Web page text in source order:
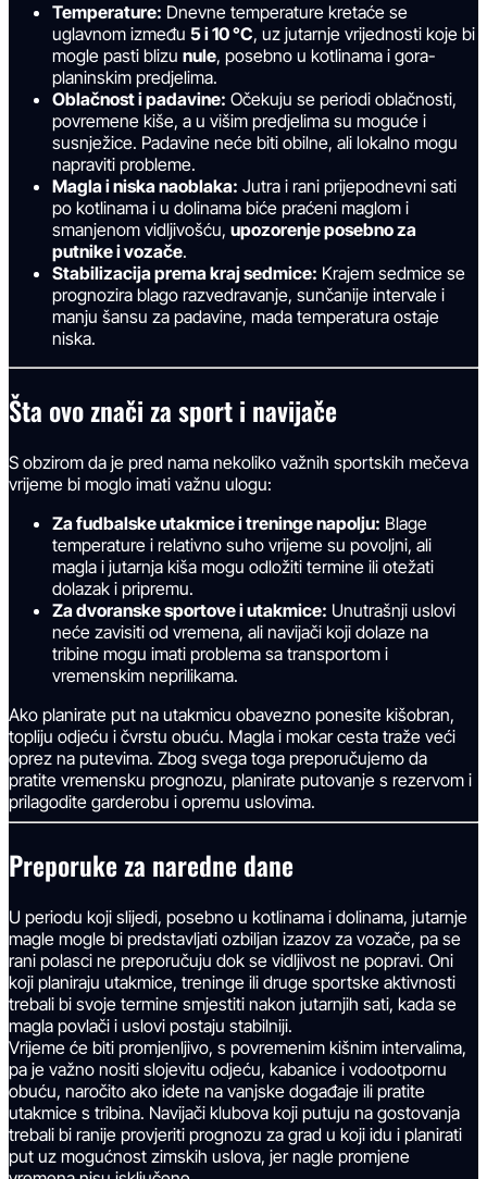
Temperature: Dnevne temperature kretaće se
uglavnom između 5 i 10 °C, uz jutarnje vrijednosti koje bi
mogle pasti blizu nule, posebno u kotlinama i gora-
planinskim predjelima.
Oblačnost i padavine: Očekuju se periodi oblačnosti,
povremene kiše, a u višim predjelima su moguće i
susnježice. Padavine neće biti obilne, ali lokalno mogu
napraviti probleme.
Magla i niska naoblaka: Jutra i rani prijepodnevni sati
po kotlinama i u dolinama biće praćeni maglom i
smanjenom vidljivošću, upozorenje posebno za
putnike i vozače.
Stabilizacija prema kraj sedmice: Krajem sedmice se
prognozira blago razvedravanje, sunčanije intervale i
manju šansu za padavine, mada temperatura ostaje
niska.
Šta ovo znači za sport i navijače
S obzirom da je pred nama nekoliko važnih sportskih mečeva
vrijeme bi moglo imati važnu ulogu:
Za fudbalske utakmice i treninge napolju: Blage
temperature i relativno suho vrijeme su povoljni, ali
magla i jutarnja kiša mogu odložiti termine ili otežati
dolazak i pripremu.
Za dvoranske sportove i utakmice: Unutrašnji uslovi
neće zavisiti od vremena, ali navijači koji dolaze na
tribine mogu imati problema sa transportom i
vremenskim neprilikama.
Ako planirate put na utakmicu obavezno ponesite kišobran,
topliju odjeću i čvrstu obuću. Magla i mokar cesta traže veći
oprez na putevima. Zbog svega toga preporučujemo da
pratite vremensku prognozu, planirate putovanje s rezervom i
prilagodite garderobu i opremu uslovima.
Preporuke za naredne dane
U periodu koji slijedi, posebno u kotlinama i dolinama, jutarnje
magle mogle bi predstavljati ozbiljan izazov za vozače, pa se
rani polasci ne preporučuju dok se vidljivost ne popravi. Oni
koji planiraju utakmice, treninge ili druge sportske aktivnosti
trebali bi svoje termine smjestiti nakon jutarnjih sati, kada se
magla povlači i uslovi postaju stabilniji.
Vrijeme će biti promjenljivo, s povremenim kišnim intervalima,
pa je važno nositi slojevitu odjeću, kabanice i vodootpornu
obuću, naročito ako idete na vanjske događaje ili pratite
utakmice s tribina. Navijači klubova koji putuju na gostovanja
trebali bi ranije provjeriti prognozu za grad u koji idu i planirati
put uz mogućnost zimskih uslova, jer nagle promjene